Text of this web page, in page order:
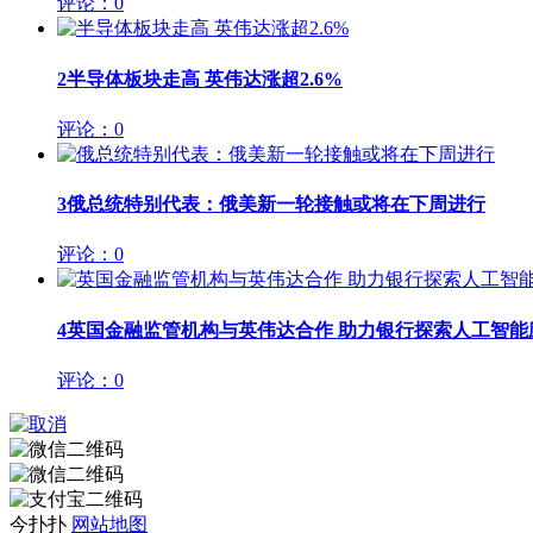
2半导体板块走高 英伟达涨超2.6%
评论：0
3俄总统特别代表：俄美新一轮接触或将在下周进行
评论：0
4英国金融监管机构与英伟达合作 助力银行探索人工智能
评论：0
今扑扑 网站地图